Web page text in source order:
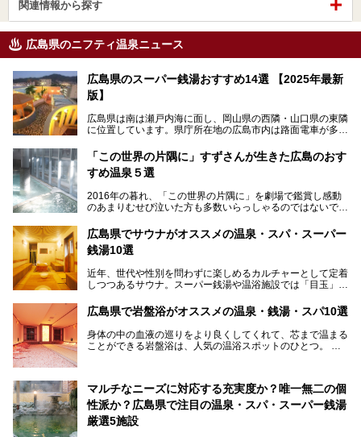
関連情報から探す
広島県のニフティ温泉ニュース
広島県のスーパー銭湯おすすめ14選 【2025年最新
版】
広島県は南は瀬戸内海に面し、岡山県の西隣・山口県の東隣
に位置しています。県庁所在地の広島市内は路面電車が多数
厳島神社と原爆ドームの2つの世界文化遺産があり、年間を
通して多数の観光客が訪れます。工業都市として栄えた呉市
や、坂の町・尾道市など、ゆっくり訪れたい町や観光スポッ
モン、全国にファンが多い広島風お好み焼きなどのグルメも
充実。
銭湯をご紹介します。
「この世界の片隅に」すずさんが生きた広島のおす
すめ温泉５選
2016年の暮れ、「この世界の片隅に」を劇場で鑑賞し感動
のあまりむせび泣いた方も多数いらっしゃるのではないでし
あの夏のヒロシマを生きた主人公すずさんの笑顔が、今もど
こかに輝きつづけていることをふと思い浮かべます。
そんな映画の舞台となった広島県呉市を中心に、広島のおす
広島県でサウナがオススメの温泉・スパ・スーパー
銭湯10選
近年、世代や性別を問わずに楽しめるカルチャーとして定着
しつつあるサウナ。スーパー銭湯や温浴施設では「目玉」と
わりと身体の内部を温めて発汗を促すサウナは、リフレッシ
ュ効果はもちろん、代謝が高まり健康や美容にも良い影響が
期待されます。今回はそんなサウナにこだわった、広島県内
のオススメ温泉・銭湯・スパ10ヶ所を紹介させていただき
ます。
広島県で岩盤浴がオススメの温泉・銭湯・スパ10選
身体の中の血液の巡りをより良くしてくれて、芯まで温まる
ことができる岩盤浴は、人気の温浴スポットのひとつ。
る、広島県でオススメの温泉・銭湯・スパをご紹介していき
ます！
マルチなニーズに対応する充実度か？唯一無二の個
性派か？広島県で注目の温泉・スパ・スーパー銭湯
厳選5施設